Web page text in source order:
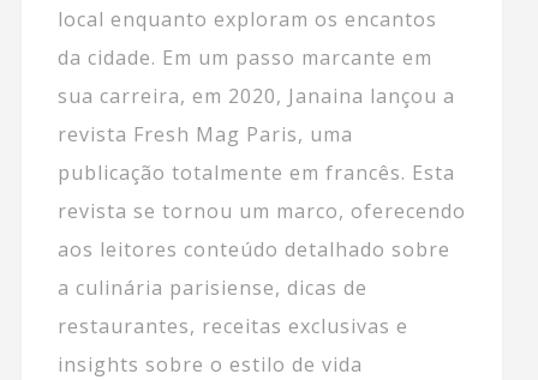
local enquanto exploram os encantos
da cidade. Em um passo marcante em
sua carreira, em 2020, Janaina lançou a
revista Fresh Mag Paris, uma
publicação totalmente em francês. Esta
revista se tornou um marco, oferecendo
aos leitores conteúdo detalhado sobre
a culinária parisiense, dicas de
restaurantes, receitas exclusivas e
insights sobre o estilo de vida